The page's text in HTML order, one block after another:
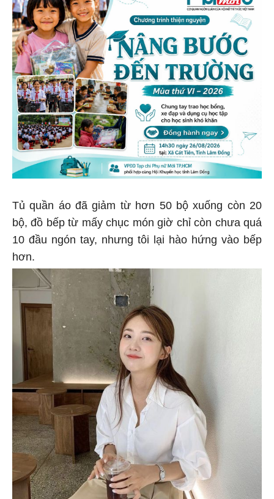
Tủ quần áo đã giảm từ hơn 50 bộ xuống còn 20
bộ, đồ bếp từ mấy chục món giờ chỉ còn chưa quá
10 đầu ngón tay, nhưng tôi lại hào hứng vào bếp
hơn.